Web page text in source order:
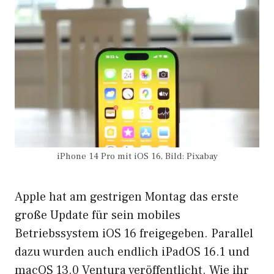
iPhone 14 Pro mit iOS 16, Bild: Pixabay
Apple hat am gestrigen Montag das erste
große Update für sein mobiles
Betriebssystem iOS 16 freigegeben. Parallel
dazu wurden auch endlich iPadOS 16.1 und
macOS 13.0 Venturaveröffentlicht. Wie ihr